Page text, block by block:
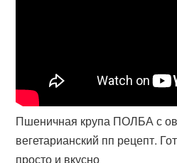
Пшеничная крупа ПОЛБА с
вегетарианский пп рецепт.
просто и вкусно